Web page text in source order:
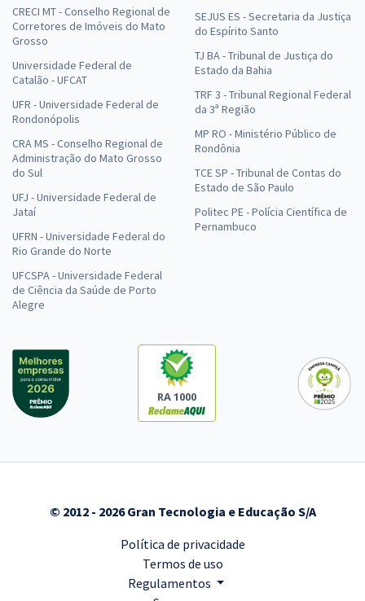
CRECI MT - Conselho Regional de
Corretores de Imóveis do Mato
Grosso
Universidade Federal de
Catalão - UFCAT
UFR - Universidade Federal de
Rondonópolis
CRA MS - Conselho Regional de
Administração do Mato Grosso
do Sul
UFJ - Universidade Federal de
Jataí
UFRN - Universidade Federal do
Rio Grande do Norte
UFCSPA - Universidade Federal
de Ciência da Saúde de Porto
Alegre
SEJUS ES - Secretaria da Justiça
do Espírito Santo
TJ BA - Tribunal de Justiça do
Estado da Bahia
TRF 3 - Tribunal Regional Federal
da 3ª Região
MP RO - Ministério Público de
Rondônia
TCE SP - Tribunal de Contas do
Estado de São Paulo
Politec PE - Polícia Científica de
Pernambuco
RA 1000
© 2012 - 2026 Gran Tecnologia e Educação S/A
Política de privacidade
Termos de uso
Regulamentos